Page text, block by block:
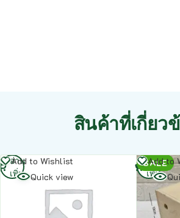
สินค้าที่เกี่ยว
Add to Wishlist
Quick view
อ่าน
เพิ่ม
SALE
Add to
อ่าน
เพิ่ม